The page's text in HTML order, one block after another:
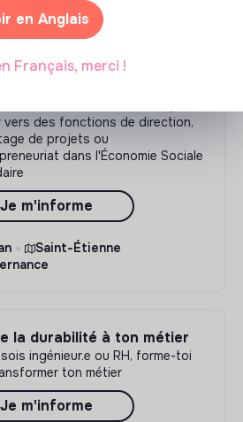
directeur·rice
vers des fonctions de direction,
de projets ou
dans l'Économie Sociale
Je m'informe
Saint-Étienne
la durabilité à ton métier
ingénieur.e ou RH, forme-toi
ton métier
Je m'informe
en Anglais
Français, merci !